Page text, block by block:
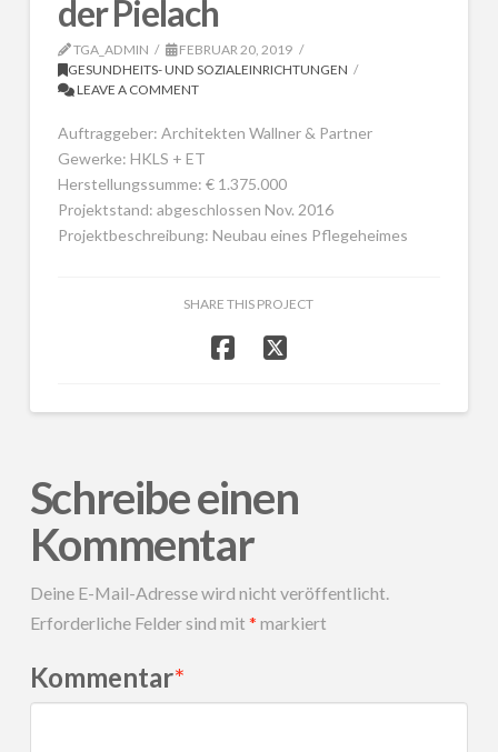
der Pielach
TGA_ADMIN
FEBRUAR 20, 2019
GESUNDHEITS- UND SOZIALEINRICHTUNGEN
LEAVE A COMMENT
Auftraggeber: Architekten Wallner & Partner
Gewerke: HKLS + ET
Herstellungssumme: € 1.375.000
Projektstand: abgeschlossen Nov. 2016
Projektbeschreibung: Neubau eines Pflegeheimes
SHARE THIS PROJECT
Schreibe einen
Kommentar
Deine E-Mail-Adresse wird nicht veröffentlicht.
Erforderliche Felder sind mit * markiert
Kommentar*